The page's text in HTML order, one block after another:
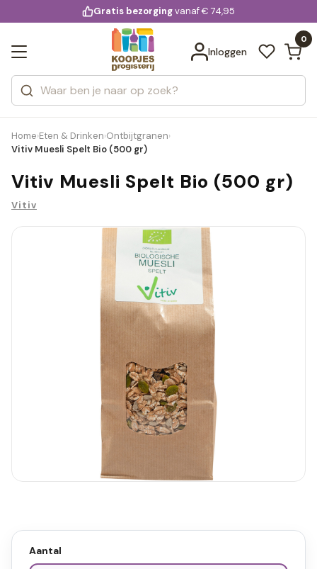
voor 20:00 uur besteld
Gratis bezorgingvanaf € 74,95
Inloggen
0
Zoeken
Categorieën
Merken
Bekijk alle resultaten
Home›Eten & Drinken›Ontbijtgranen›
Vitiv Muesli Spelt Bio (500 gr)
Vitiv Muesli Spelt Bio (500 gr)
Vitiv
Aantal